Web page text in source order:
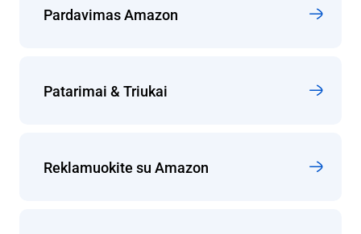
Pardavimas Amazon
Patarimai & Triukai
Reklamuokite su Amazon